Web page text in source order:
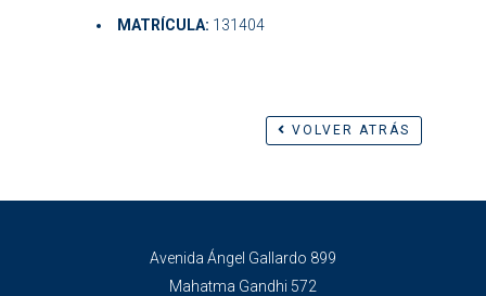
MATRÍCULA: 131404
VOLVER ATRÁS
Avenida Ángel Gallardo 899
Mahatma Gandhi 572